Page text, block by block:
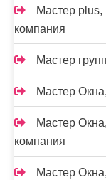
Мастер plus,
компания
Мастер
Мастер
Мастер
компания
Мастер